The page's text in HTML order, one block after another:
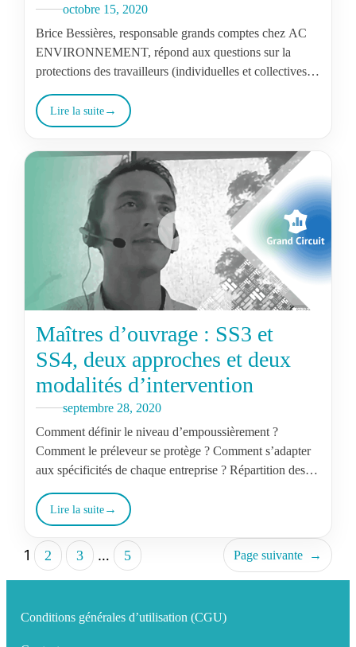
octobre 15, 2020
Brice Bessières, responsable grands comptes chez AC
ENVIRONNEMENT, répond aux questions sur la
protections des travailleurs (individuelles et collectives)
travaux…
Lire la suite
Maîtres d’ouvrage : SS3 et
SS4, deux approches et deux
modalités d’intervention
septembre 28, 2020
Comment définir le niveau d’empoussièrement ?
Comment le préleveur se protège ? Comment s’adapter
aux spécificités de chaque entreprise ? Répartition des
Lire la suite
1 2 3 … 5 Page suivante →
Conditions générales d’utilisation (CGU)